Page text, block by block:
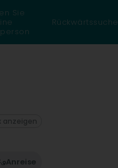
Sie
Rückwärtssuche
Anreise
anzeigen